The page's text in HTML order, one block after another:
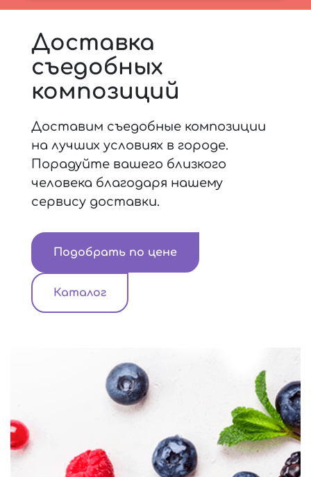
Доставка
съедобных
композиций
Доставим съедобные композиции
на лучших условиях в городе.
Порадуйте вашего близкого
человека благодаря нашему
сервису доставки.
Подобрать по цене
Каталог